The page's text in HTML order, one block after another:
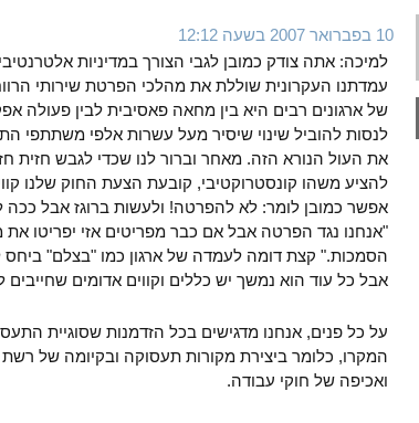
10 בפברואר 2007 בשעה 12:12
למיכה: אתה צודק כמובן לגבי הצורך במדיניות
עמדתנו העקרונית שוללת את מהלכי הפרטת שירותי
של ארגונים רבים היא בין מחאה פאסיבית לבין פעולה
לנסות להוביל שינוי שיסיר מעל עשרות אלפי משתתפי
את העול הנורא הזה. מאחר וברור לנו שכדי לגבש חזית
להציע משהו קונסטרוקטיבי, קובעת הצעת החוק שלנו
אפשר כמובן לומר: לא להפרטה! ולעשות ברוגז אבל ככה
"אנחנו נגד הפרטה אבל אם כבר מפריטים אזי יפריטו את
הסמכות." קצת דומה לעמדה של ארגון כמו "בצלם" ביחס
אבל כל עוד הוא נמשך יש כללים וקווים אדומים שחייבים
על כל פנים, אנחנו מדגישים בכל הזדמנות שסוגיית
המקרו, כלומר ביצירת מקורות תעסוקה ובקיומה של רשת
ואכיפה של חוקי עבודה.